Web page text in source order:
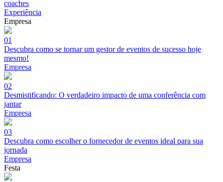
coaches
Experiência
Empresa
01
Descubra como se tornar um gestor de eventos de sucesso hoje
mesmo!
Empresa
02
Desmistificando: O verdadeiro impacto de uma conferência com
jantar
Empresa
03
Descubra como escolher o fornecedor de eventos ideal para sua
jornada
Empresa
Festa